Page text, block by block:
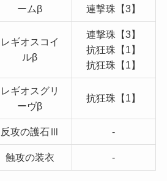
ームβ
連撃珠【3】
レギオスコイ
ルβ
連撃珠【3】
抗狂珠【1】
抗狂珠【1】
レギオスグリ
ーヴβ
抗狂珠【1】
反攻の護石Ⅲ -
蝕攻の装衣 -